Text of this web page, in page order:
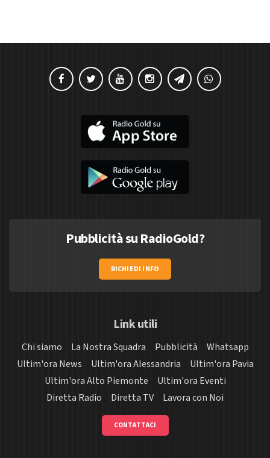
Pubblicità su RadioGold?
RICHIEDI INFO
Link utili
Chi siamo La Nostra Squadra Pubblicità
Whatsapp
Ultim'ora News
Ultim'ora Alessandria
Ultim'ora Pavia
Ultim'ora Alto Piemonte
Ultim'ora Eventi
Diretta Radio
Diretta TV Lavora con Noi
CONTATTACI